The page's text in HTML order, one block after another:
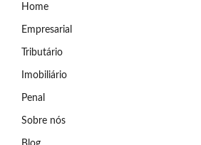
Home
Empresarial
Tributário
Imobiliário
Penal
Sobre nós